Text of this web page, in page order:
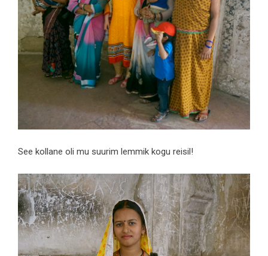
See kollane oli mu suurim lemmik kogu reisil!